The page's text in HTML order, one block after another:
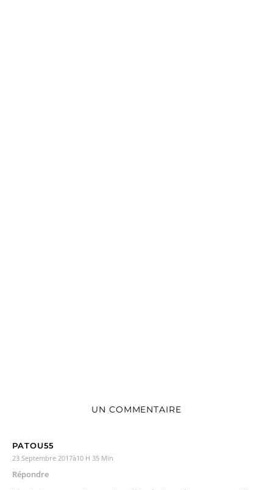
UN COMMENTAIRE
PATOU55
23 Septembre 2017à10 H 35 Min
Répondre